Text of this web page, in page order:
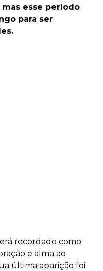
esse período
para ser
recordado como
e alma ao
última aparição foi